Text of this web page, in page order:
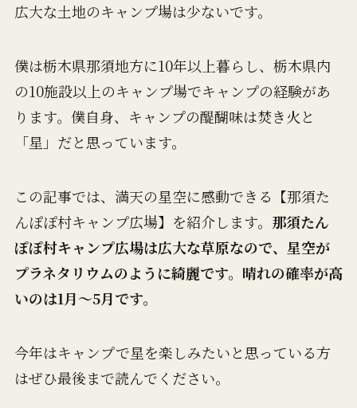
広大な土地のキャンプ場は少ないです。
僕は栃木県那須地方に10年以上暮らし、栃木県内
の10施設以上のキャンプ場でキャンプの経験があ
ります。僕自身、キャンプの醍醐味は焚き火と
「星」だと思っています。
この記事では、満天の星空に感動できる【那須た
んぽぽ村キャンプ広場】を紹介します。 那須たん
ぽぽ村キャンプ広場は広大な草原なので、星空が
プラネタリウムのように綺麗です。晴れの確率が高
いのは1月〜5月です。
今年はキャンプで星を楽しみたいと思っている方
はぜひ最後まで読んでください。